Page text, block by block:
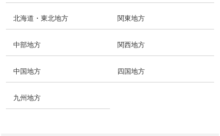
北海道・東北地方 関東地方
中部地方 関西地方
中国地方 四国地方
九州地方